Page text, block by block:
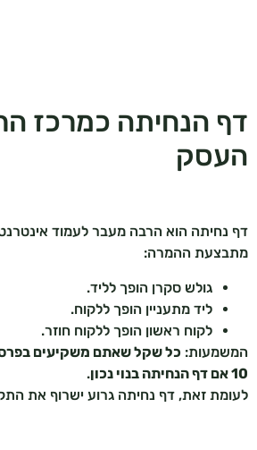
דף הנחיתה כמרכז
העסק
דף נחיתה הוא הרבה מעבר לעמוד
מתבצעת ההמרה:
גולש סקרן הופך לליד.
ליד מתעניין הופך ללקוח.
לקוח ראשון הופך ללקוח חוזר.
המשמעות:
10 אם דף הנחיתה בנוי נכון
.
לעומת זאת, דף נחיתה גרוע ישרוף את